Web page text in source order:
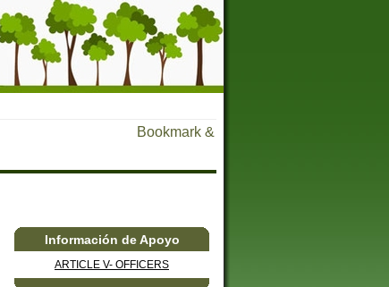
Información de Apoyo
ARTICLE V- OFFICERS